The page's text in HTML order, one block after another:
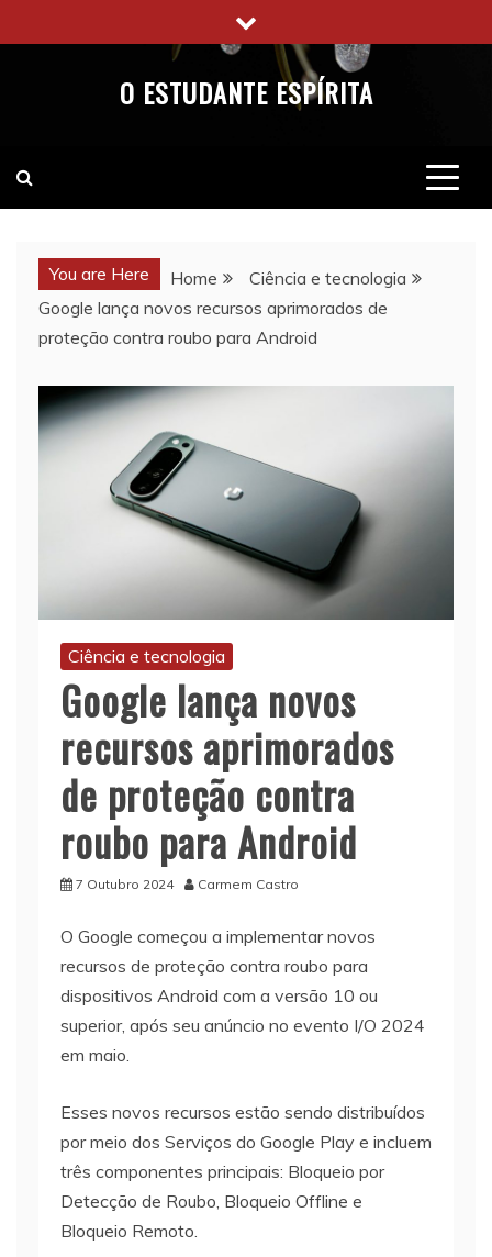
to
O ESTUDANTE ESPÍRITA
You are Here Home
Ciência e tecnologia
Google lança novos recursos aprimorados de
proteção contra roubo para Android
Ciência e tecnologia
Google lança novos
recursos aprimorados
de proteção contra
roubo para Android
7 Outubro 2024 Carmem Castro
O Google começou a implementar novos
recursos de proteção contra roubo para
dispositivos Android com a versão 10 ou
superior, após seu anúncio no evento I/O 2024
em maio.
Esses novos recursos estão sendo distribuídos
por meio dos Serviços do Google Play e incluem
três componentes principais: Bloqueio por
Detecção de Roubo, Bloqueio Offline e
Bloqueio Remoto.